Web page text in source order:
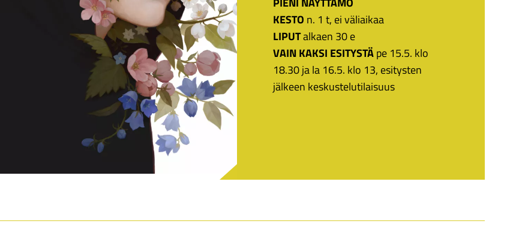
KESTO n. 1 t, ei väliaikaa
LIPUTalkaen 30 e
VAIN KAKSI ESITYSTÄpe 15.5. klo
18.30 ja la 16.5. klo 13, esitysten
jälkeen keskustelutilaisuus